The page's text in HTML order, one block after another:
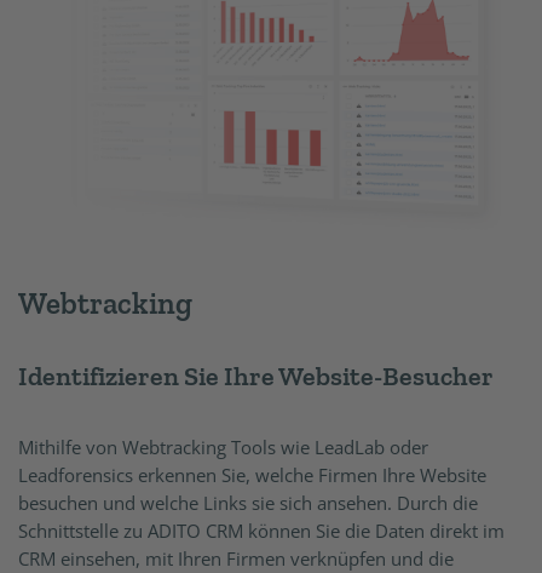
Webtracking
Identifizieren Sie Ihre Website-Besucher
Mithilfe von Webtracking Tools wie LeadLab oder
Leadforensics erkennen Sie, welche Firmen Ihre Website
besuchen und welche Links sie sich ansehen. Durch die
Schnittstelle zu ADITO CRM können Sie die Daten direkt im
CRM einsehen, mit Ihren Firmen verknüpfen und die